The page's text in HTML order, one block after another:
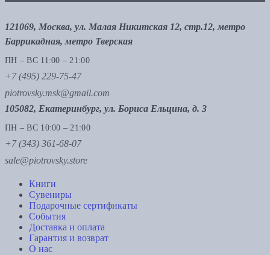
121069, Москва, ул. Малая Никитская 12, стр.12, метро
Баррикадная, метро Тверская
ПН – ВС 11:00 – 21:00
+7 (495) 229-75-47
piotrovsky.msk@gmail.com
105082, Екатеринбург, ул. Бориса Ельцина, д. 3
ПН – ВС 10:00 – 21:00
+7 (343) 361-68-07
sale@piotrovsky.store
Книги
Сувениры
Подарочные сертификаты
События
Доставка и оплата
Гарантия и возврат
О нас